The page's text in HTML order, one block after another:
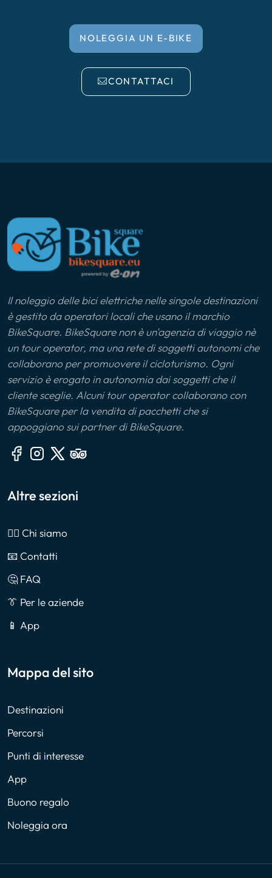
NOLEGGIA UN E-BIKE
CONTATTACI
Il noleggio delle bici elettriche nelle singole destinazioni
è gestito da operatori locali che usano il marchio
BikeSquare. BikeSquare non è un'agenzia di viaggio nè
un tour operator, ma una rete di soggetti autonomi che
collaborano per promuovere il cicloturismo. Ogni
servizio è erogato in autonomia dai soggetti che il
cliente sceglie. Alcuni tour operator collaborano con
BikeSquare per la vendita di pacchetti che si
appoggiano sui partner di BikeSquare.
Altre sezioni
🙎‍♂️ Chi siamo
📧 Contatti
🤔 FAQ
👔 Per le aziende
📱 App
Mappa del sito
Destinazioni
Percorsi
Punti di interesse
App
Buono regalo
Noleggia ora